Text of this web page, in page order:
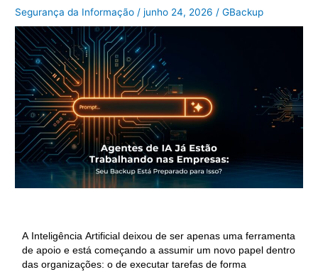
Segurança da Informação /junho 24, 2026 /GBackup
A Inteligência Artificial deixou de ser apenas uma ferramenta
de apoio e está começando a assumir um novo papel dentro
das organizações: o de executar tarefas de forma